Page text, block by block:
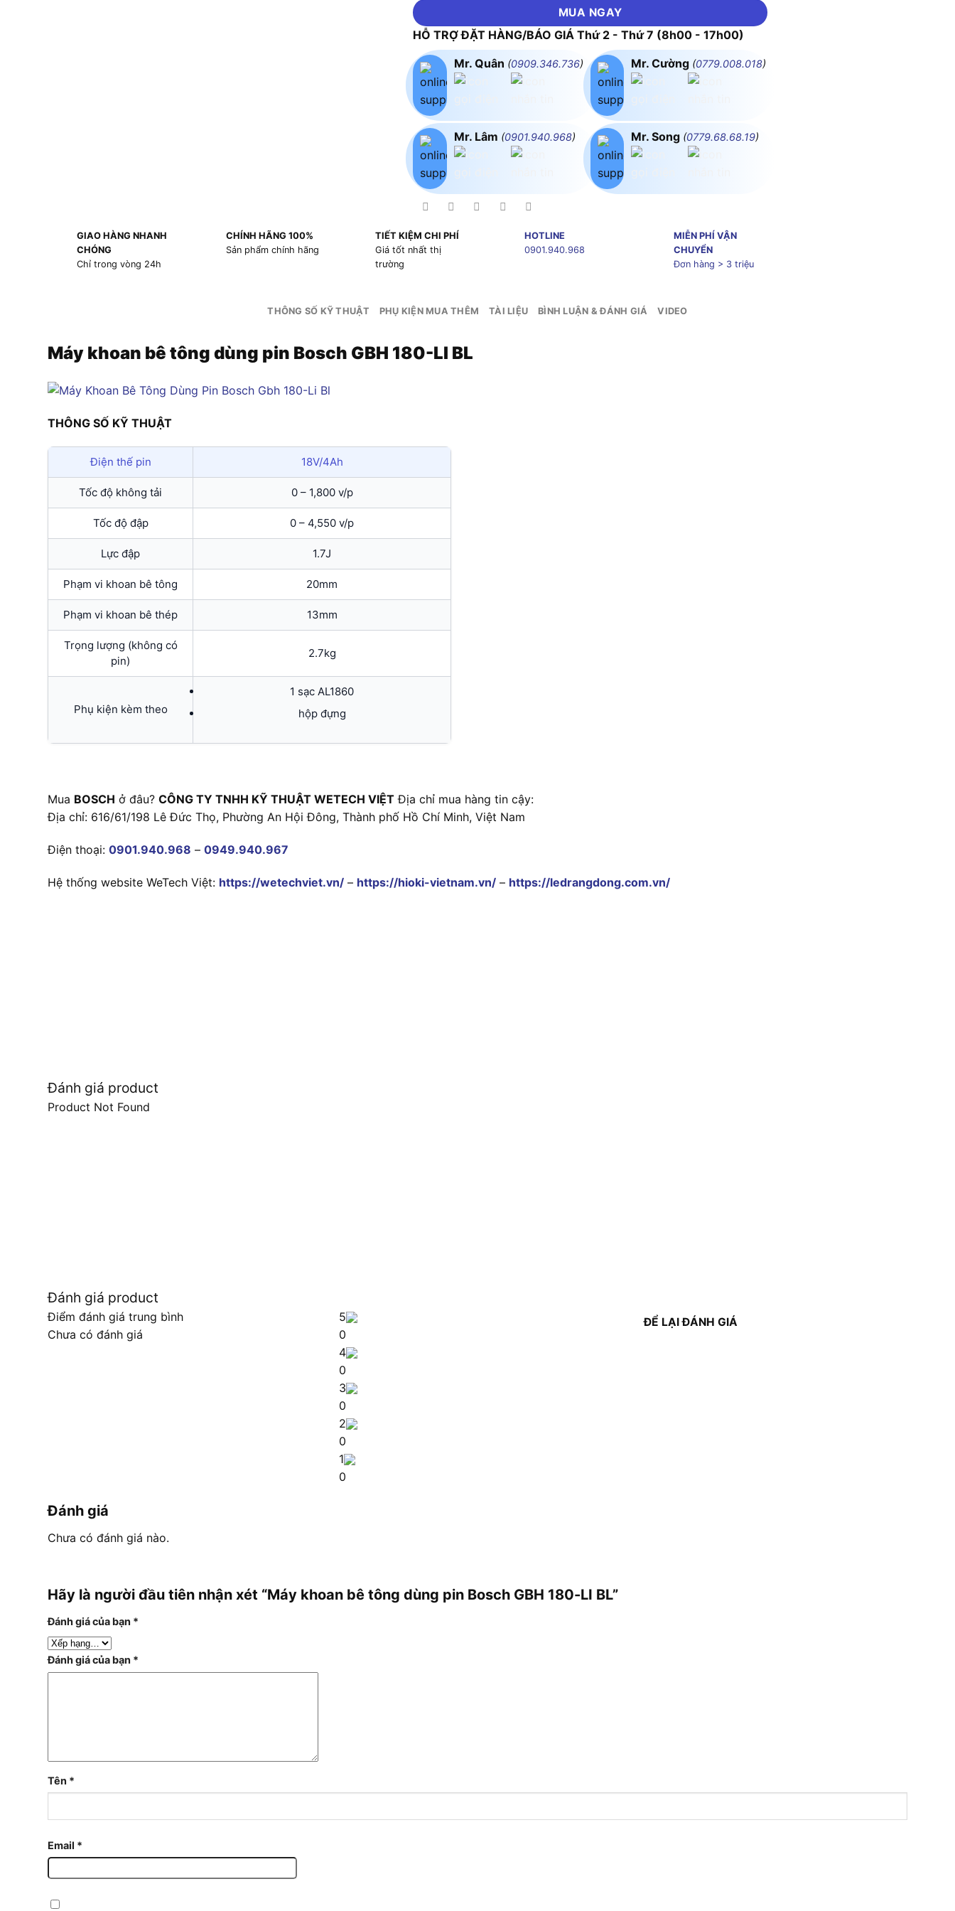
MUA NGAY
HỖ TRỢ ĐẶT HÀNG/BÁO GIÁ Thứ 2 - Thứ 7 (8h00 - 17h00)
Mr. Quân (0909.346.736)
Mr. Lâm (0901.940.968)
Mr. Cường (0779.008.018)
Mr. Song (0779.68.68.19)
GIAO HÀNG NHANH
CHÓNG
Chỉ trong vòng 24h
CHÍNH HÃNG 100%
Sản phẩm chính hãng
TIẾT KIỆM CHI PHÍ
Giá tốt nhất thị
trường
HOTLINE
0901.940.968
MIỄN PHÍ VẬN
CHUYỂN
Đơn hàng > 3 triệu
THÔNG SỐ KỸ THUẬT PHỤ KIỆN MUA THÊM TÀI LIỆU BÌNH LUẬN & ĐÁNH GIÁ VIDEO
Máy khoan bê tông dùng pin Bosch GBH 180-LI BL
THÔNG SỐ KỸ THUẬT
Điện thế pin 18V/4Ah
Tốc độ không tải 0 – 1,800 v/p
Tốc độ đập 0 – 4,550 v/p
Lực đập 1.7J
Phạm vi khoan bê tông 20mm
Phạm vi khoan bê thép 13mm
Trọng lượng (không có
pin)
2.7kg
Phụ kiện kèm theo
1 sạc AL1860
hộp đựng
Mua BOSCH ở đâu? CÔNG TY TNHH KỸ THUẬT WETECH VIỆT Địa chỉ mua hàng tin cậy:
Địa chỉ: 616/61/198 Lê Đức Thọ, Phường An Hội Đông, Thành phố Hồ Chí Minh, Việt Nam
Điện thoại: 0901.940.968 – 0949.940.967
Hệ thống website WeTech Việt: https://wetechviet.vn/ – https://hioki-vietnam.vn/ – https://ledrangdong.com.vn/
Đánh giá product
Product Not Found
Đánh giá product
Điểm đánh giá trung bình
Chưa có đánh giá
5
0
4
0
3
0
2
0
1
0
ĐỂ LẠI ĐÁNH GIÁ
Đánh giá
Chưa có đánh giá nào.
Hãy là người đầu tiên nhận xét “Máy khoan bê tông dùng pin Bosch GBH 180-LI BL”
Đánh giá của bạn *
Đánh giá của bạn *
Tên *
Email *